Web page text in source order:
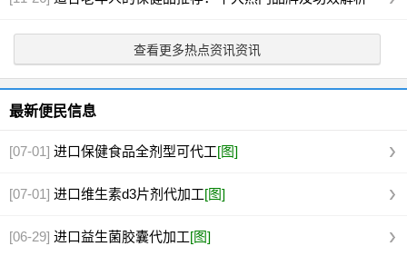
查看更多热点资讯资讯
最新便民信息
[07-01] 进口保健食品全剂型可代工[图]
[07-01] 进口维生素d3片剂代加工[图]
[06-29] 进口益生菌胶囊代加工[图]